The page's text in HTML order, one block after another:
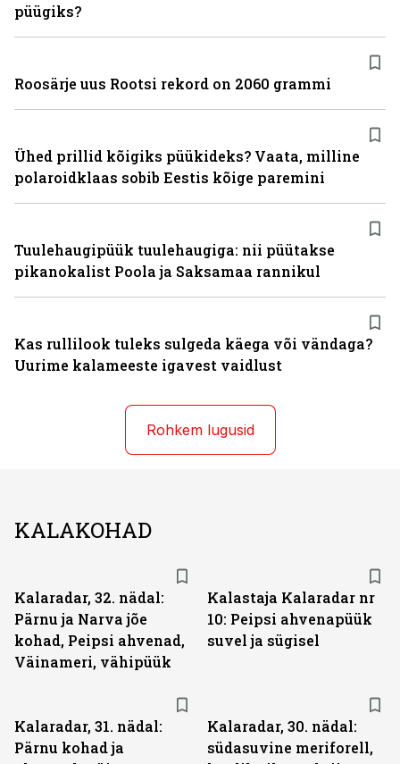
püügiks?
Roosärje uus Rootsi rekord on 2060 grammi
Ühed prillid kõigiks püükideks? Vaata, milline
polaroidklaas sobib Eestis kõige paremini
Tuulehaugipüük tuulehaugiga: nii püütakse
pikanokalist Poola ja Saksamaa rannikul
Kas rullilook tuleks sulgeda käega või vändaga?
Uurime kalameeste igavest vaidlust
Rohkem lugusid
KALAKOHAD
Kalaradar, 32. nädal:
Pärnu ja Narva jõe
kohad, Peipsi ahvenad,
Väinameri, vähipüük
Kalastaja Kalaradar nr
10: Peipsi ahvenapüük
suvel ja sügisel
Kalaradar, 31. nädal:
Pärnu kohad ja
Kalaradar, 30. nädal:
südasuvine meriforell,